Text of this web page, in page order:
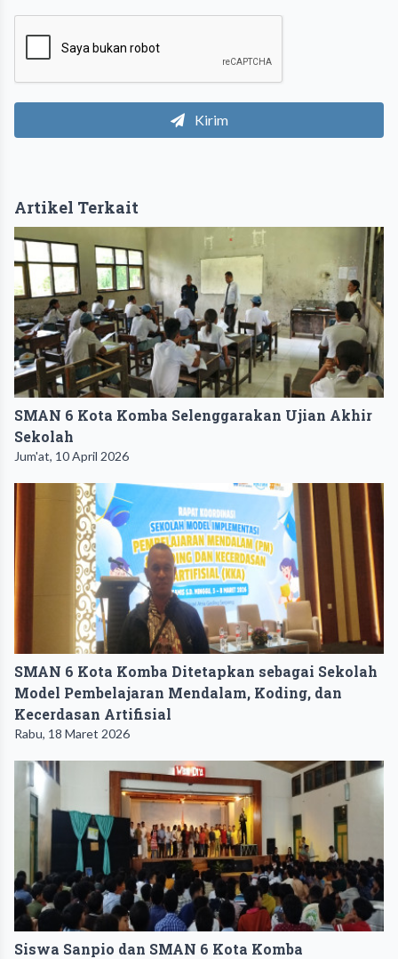
Kirim
Artikel Terkait
SMAN 6 Kota Komba Selenggarakan Ujian Akhir
Sekolah
Jum'at, 10 April 2026
SMAN 6 Kota Komba Ditetapkan sebagai Sekolah
Model Pembelajaran Mendalam, Koding, dan
Kecerdasan Artifisial
Rabu, 18 Maret 2026
Siswa Sanpio dan SMAN 6 Kota Komba